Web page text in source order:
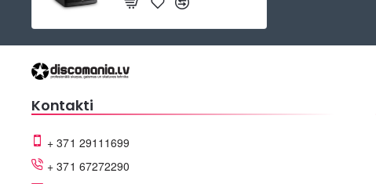
Kontakti
+ 371 29111699
+ 371 67272290